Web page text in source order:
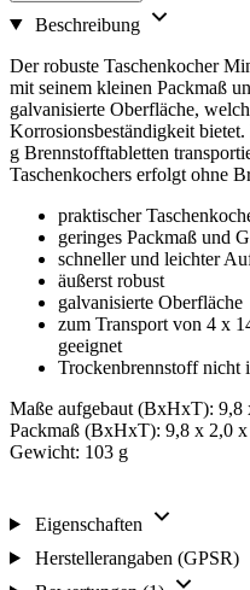
Beschreibung
Der robuste Taschenkocher
mit seinem kleinen Packmaß
galvanisierte Oberfläche,
Korrosionsbeständigkeit
g Brennstofftabletten
Taschenkochers erfolgt ohne
praktischer
geringes Packmaß und
schneller und leichter
äußerst robust
galvanisierte Oberfläche
zum Transport von 4 x
geeignet
Trockenbrennstoff nicht
Maße aufgebaut (BxHxT): 9,8
Packmaß (BxHxT): 9,8 x 2,0
Gewicht: 103 g
Eigenschaften
Herstellerangaben (GPSR)